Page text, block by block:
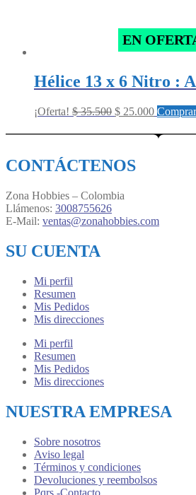
EN
Hélice 13 x 6 Nitro :
¡Oferta! $35.500 Original
was:
$ 25.000Current
is:
CONTÁCTENOS
Zona Hobbies – Colombia
Llámenos: 3008755626
E-Mail: ventas@zonahobbies.com
SU CUENTA
Mi perfil
Resumen
Mis Pedidos
Mis direcciones
Mi perfil
Resumen
Mis Pedidos
Mis direcciones
NUESTRA EMPRESA
Sobre nosotros
Aviso legal
Términos y condiciones
Devoluciones y reembolsos
Pqrs -Contacto